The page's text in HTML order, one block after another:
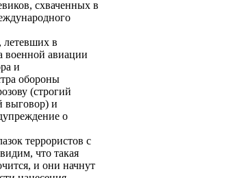
схваченных в
летевших в
военной авиации
и
обороны
(строгий
выговор) и
о
террористов с
что такая
и они начнут